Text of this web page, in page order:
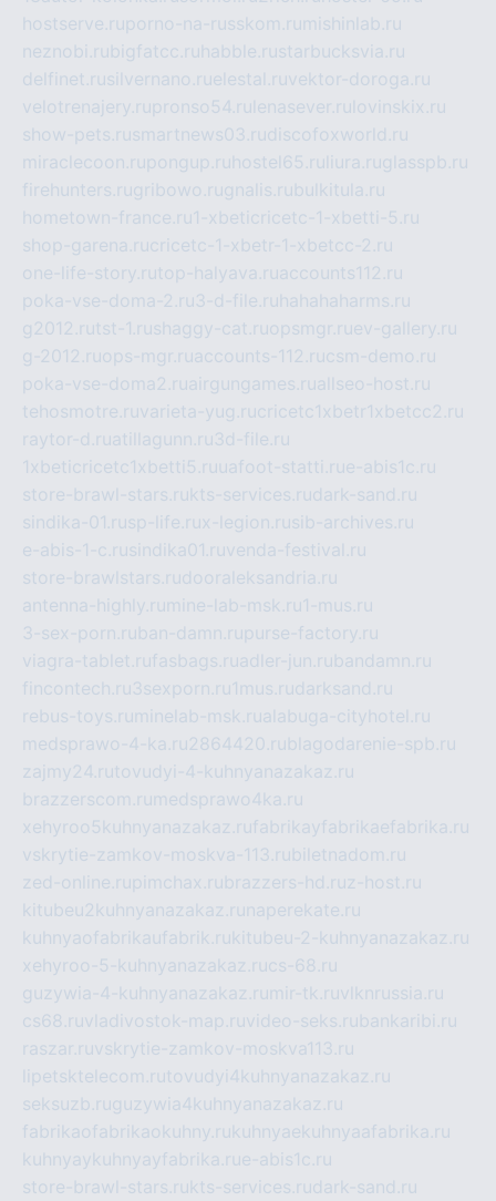
hostserve.ruporno-na-russkom.ru mishinlab.ru
neznobi.rubigfatcc.ru habble.rustarbucksvia.ru
delfinet.rusilvernano.ruelestal.ruvektor-doroga.ru
velotrenajery.rupronso54.ru lenasever.ru lovinskix.ru
show-pets.rusmartnews03.rudiscofoxworld.ru
miraclecoon.rupongup.ru hostel65.ru liura.ruglasspb.ru
firehunters.rugribowo.rugnalis.rubulkitula.ru
hometown-france.ru1-xbeticricetc-1-xbetti-5.ru
shop-garena.rucricetc-1-xbetr-1-xbetcc-2.ru
one-life-story.rutop-halyava.ruaccounts112.ru
poka-vse-doma-2.ru3-d-file.ru hahahaharms.ru
g2012.rutst-1.rushaggy-cat.ruopsmgr.ruev-gallery.ru
g-2012.ruops-mgr.ruaccounts-112.rucsm-demo.ru
poka-vse-doma2.ruairgungames.ruallseo-host.ru
tehosmotre.ruvarieta-yug.rucricetc1xbetr1xbetcc2.ru
raytor-d.ruatillagunn.ru3d-file.ru
1xbeticricetc1xbetti5.ruuafoot-statti.rue-abis1c.ru
store-brawl-stars.rukts-services.rudark-sand.ru
sindika-01.rusp-life.rux-legion.rusib-archives.ru
e-abis-1-c.rusindika01.ruvenda-festival.ru
store-brawlstars.rudooraleksandria.ru
antenna-highly.ru mine-lab-msk.ru1-mus.ru
3-sex-porn.ruban-damn.rupurse-factory.ru
viagra-tablet.rufasbags.ruadler-jun.rubandamn.ru
fincontech.ru3sexporn.ru1mus.rudarksand.ru
rebus-toys.ru minelab-msk.rualabuga-cityhotel.ru
medsprawo-4-ka.ru2864420.rublagodarenie-spb.ru
zajmy24.rutovudyi-4-kuhnyanazakaz.ru
brazzerscom.ru medsprawo4ka.ru
xehyroo5kuhnyanazakaz.rufabrikayfabrikaefabrika.ru
vskrytie-zamkov-moskva-113.rubiletnadom.ru
zed-online.rupimchax.rubrazzers-hd.ruz-host.ru
kitubeu2kuhnyanazakaz.ru naperekate.ru
kuhnyaofabrikaufabrik.rukitubeu-2-kuhnyanazakaz.ru
xehyroo-5-kuhnyanazakaz.rucs-68.ru
guzywia-4-kuhnyanazakaz.ru mir-tk.ruvlknrussia.ru
cs68.ruvladivostok-map.ruvideo-seks.rubankaribi.ru
raszar.ruvskrytie-zamkov-moskva113.ru
lipetsktelecom.rutovudyi4kuhnyanazakaz.ru
seksuzb.ruguzywia4kuhnyanazakaz.ru
fabrikaofabrikaokuhny.rukuhnyaekuhnyaafabrika.ru
kuhnyaykuhnyayfabrika.rue-abis1c.ru
store-brawl-stars.rukts-services.rudark-sand.ru